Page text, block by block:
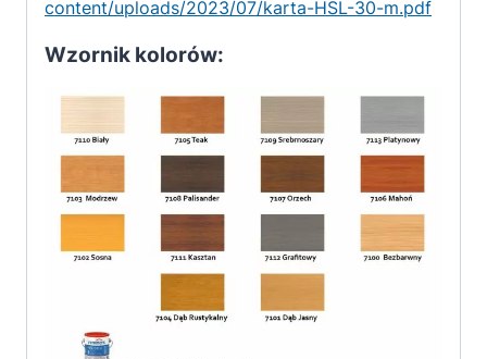
content/uploads/2023/07/karta-HSL-30-m.pdf
Wzornik kolorów: